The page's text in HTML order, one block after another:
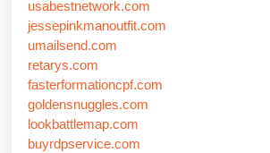
usabestnetwork.com
jessepinkmanoutfit.com
umailsend.com
retarys.com
fasterformationcpf.com
goldensnuggles.com
lookbattlemap.com
buyrdpservice.com